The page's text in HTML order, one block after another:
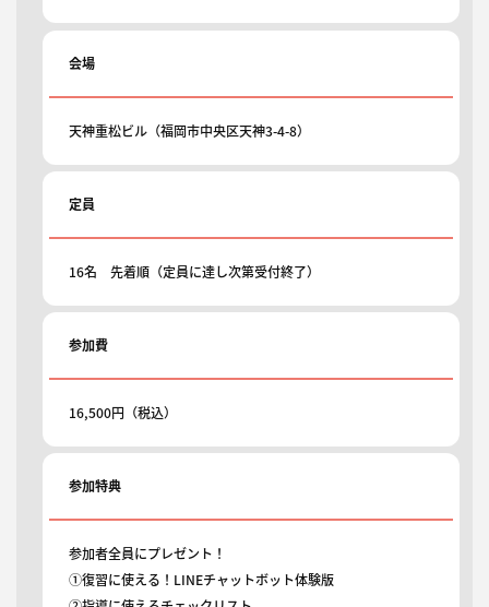
会場
天神重松ビル（福岡市中央区天神3-4-8）
定員
16名 先着順（定員に達し次第受付終了）
参加費
16,500円（税込）
参加特典
参加者全員にプレゼント！
①復習に使える！LINEチャットボット体験版